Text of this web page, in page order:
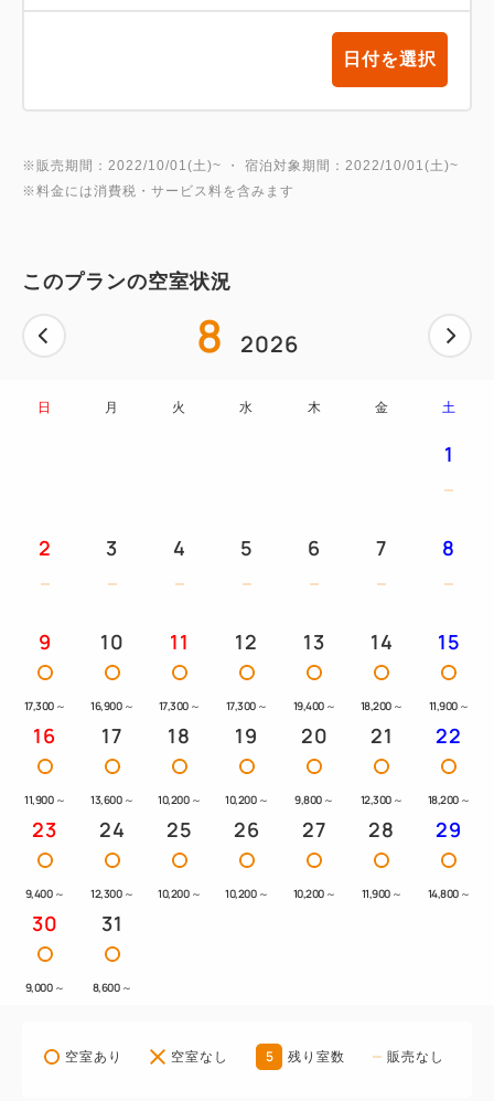
日付を選択
※販売期間：2022/10/01(土)~ ・ 宿泊対象期間：2022/10/01(土)~
※料金には消費税・サービス料を含みます
このプランの空室状況
8 2026
日 月 火 水 木 金 土
1
2 3 4 5 6 7 8
9
17,300 ～
10
16,900 ～
11
17,300 ～
12
17,300 ～
13
19,400 ～
14
18,200 ～
15
11,900 ～
16
11,900 ～
17
13,600 ～
18
10,200 ～
19
10,200 ～
20
9,800 ～
21
12,300 ～
22
18,200 ～
23
9,400 ～
24
12,300 ～
25
10,200 ～
26
10,200 ～
27
10,200 ～
28
11,900 ～
29
14,800 ～
30
9,000 ～
31
8,600 ～
空室あり 空室なし 5 残り室数 販売なし